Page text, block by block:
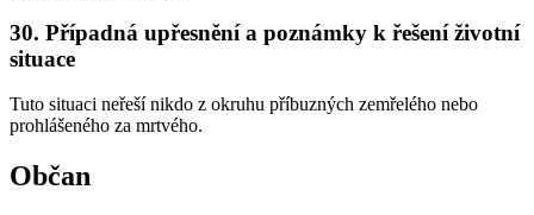
30. Případná upřesnění a poznámky k řešení životní
situace
Tuto situaci neřeší nikdo z okruhu příbuzných zemřelého nebo
prohlášeného za mrtvého.
Občan